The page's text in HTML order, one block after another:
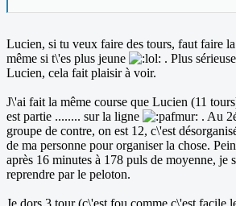
Lucien, si tu veux faire des tours, faut faire
même si t\'es plus jeune
. Plus
Lucien, cela fait plaisir à voir.
J\'ai fait la même course que Lucien (11
est partie ........ sur la ligne
. Au
groupe de contre, on est 12, c\'est
de ma personne pour organiser la chose.
après 16 minutes à 178 puls de moyenne, je
reprendre par le peloton.